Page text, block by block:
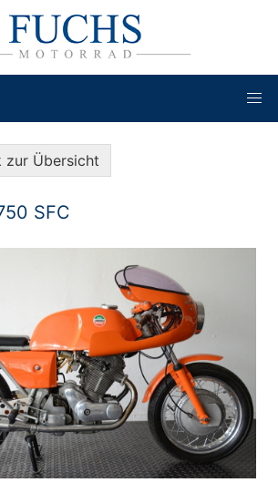
Übersicht
SFC